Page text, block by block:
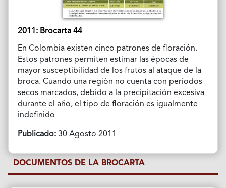
2011: Brocarta 44
En Colombia existen cinco patrones de floración.
Estos patrones permiten estimar las épocas de
mayor susceptibilidad de los frutos al ataque de la
broca. Cuando una región no cuenta con períodos
secos marcados, debido a la precipitación excesiva
durante el año, el tipo de floración es igualmente
indefinido
Publicado:30 Agosto 2011
DOCUMENTOS DE LA BROCARTA